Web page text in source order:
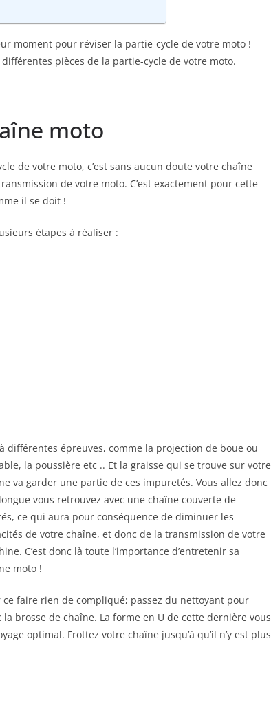
moment pour réviser la partie-cycle de votre moto !
pièces de la partie-cycle de votre moto.
moto
de votre moto, c’est sans aucun doute votre chaîne
de votre moto. C’est exactement pour cette
il se doit !
étapes à réaliser :
différentes épreuves, comme la projection de boue ou
la poussière etc .. Et la graisse qui se trouve sur votre
va garder une partie de ces impuretés. Vous allez donc
vous retrouvez avec une chaîne couverte de
ce qui aura pour conséquence de diminuer les
de votre chaîne, et donc de la transmission de votre
C’est donc là toute l’importance d’entretenir sa
moto !
ce faire rien de compliqué; passez du nettoyant pour
brosse de chaîne. La forme en U de cette dernière vous
optimal. Frottez votre chaîne jusqu’à qu’il n’y est plus